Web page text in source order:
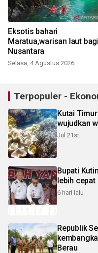
Eksotis bahari
Maratua,warisan laut bagi
Nusantara
Selasa, 4 Agustus 2026
Terpopuler -
Kutai
wujudkan
Jul 21st
Bupati
lebih cepat
6 hari lalu
Republik
Berau